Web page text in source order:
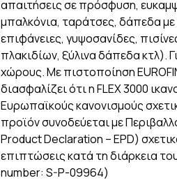
απαιτήσεις σε πρόσφυση,
μπαλκόνια, ταράτσες, δάπεδα
επιφάνειες, γυψοσανίδες,
πλακιδίων, ξύλινα δάπεδα κτλ).
χώρους. Με πιστοποίηση
διασφαλίζει ότι η FLEX 3000
Ευρωπαϊκούς κανονισμούς
προϊόν συνοδεύεται με
Product Declaration – EPD)
επιπτώσεις κατά τη διάρκεια
number: S-P-09964)